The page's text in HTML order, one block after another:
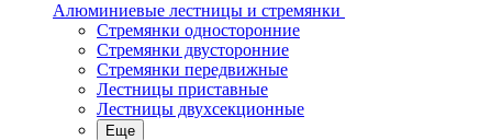
Алюминиевые лестницы и стремянки
Стремянки односторонние
Стремянки двусторонние
Стремянки передвижные
Лестницы приставные
Лестницы двухсекционные
Еще